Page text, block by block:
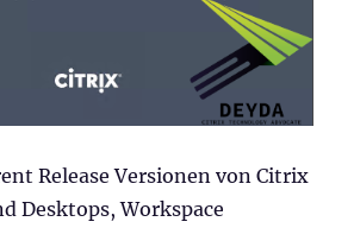
Release Versionen von Citrix
Desktops, Workspace